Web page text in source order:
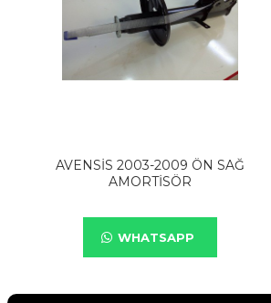
AVENSİS 2003-2009 ÖN SAĞ
AMORTİSÖR
WHATSAPP